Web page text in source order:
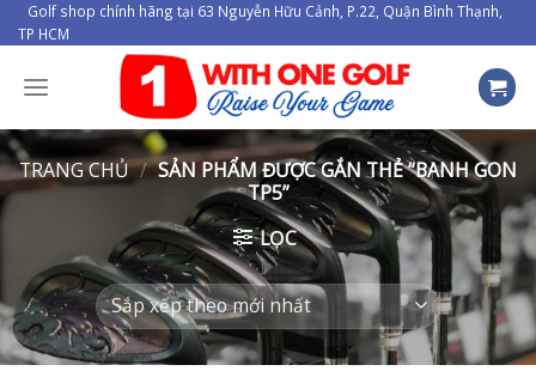
Skip
to
content
Golf shop chính hãng tại 63 Nguyễn Hữu Cảnh, P.22, Quận Bình Thạnh,
TP HCM
TRANG CHỦ / SẢN PHẨM ĐƯỢC GẮN THẺ “BANH GON
TP5”
LỌC